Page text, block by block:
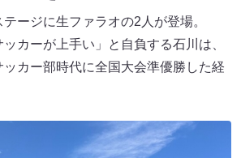
ージに生ファラオの2人が登場。
ッカーが上手い」と自負する石川は、
カー部時代に全国大会準優勝した経